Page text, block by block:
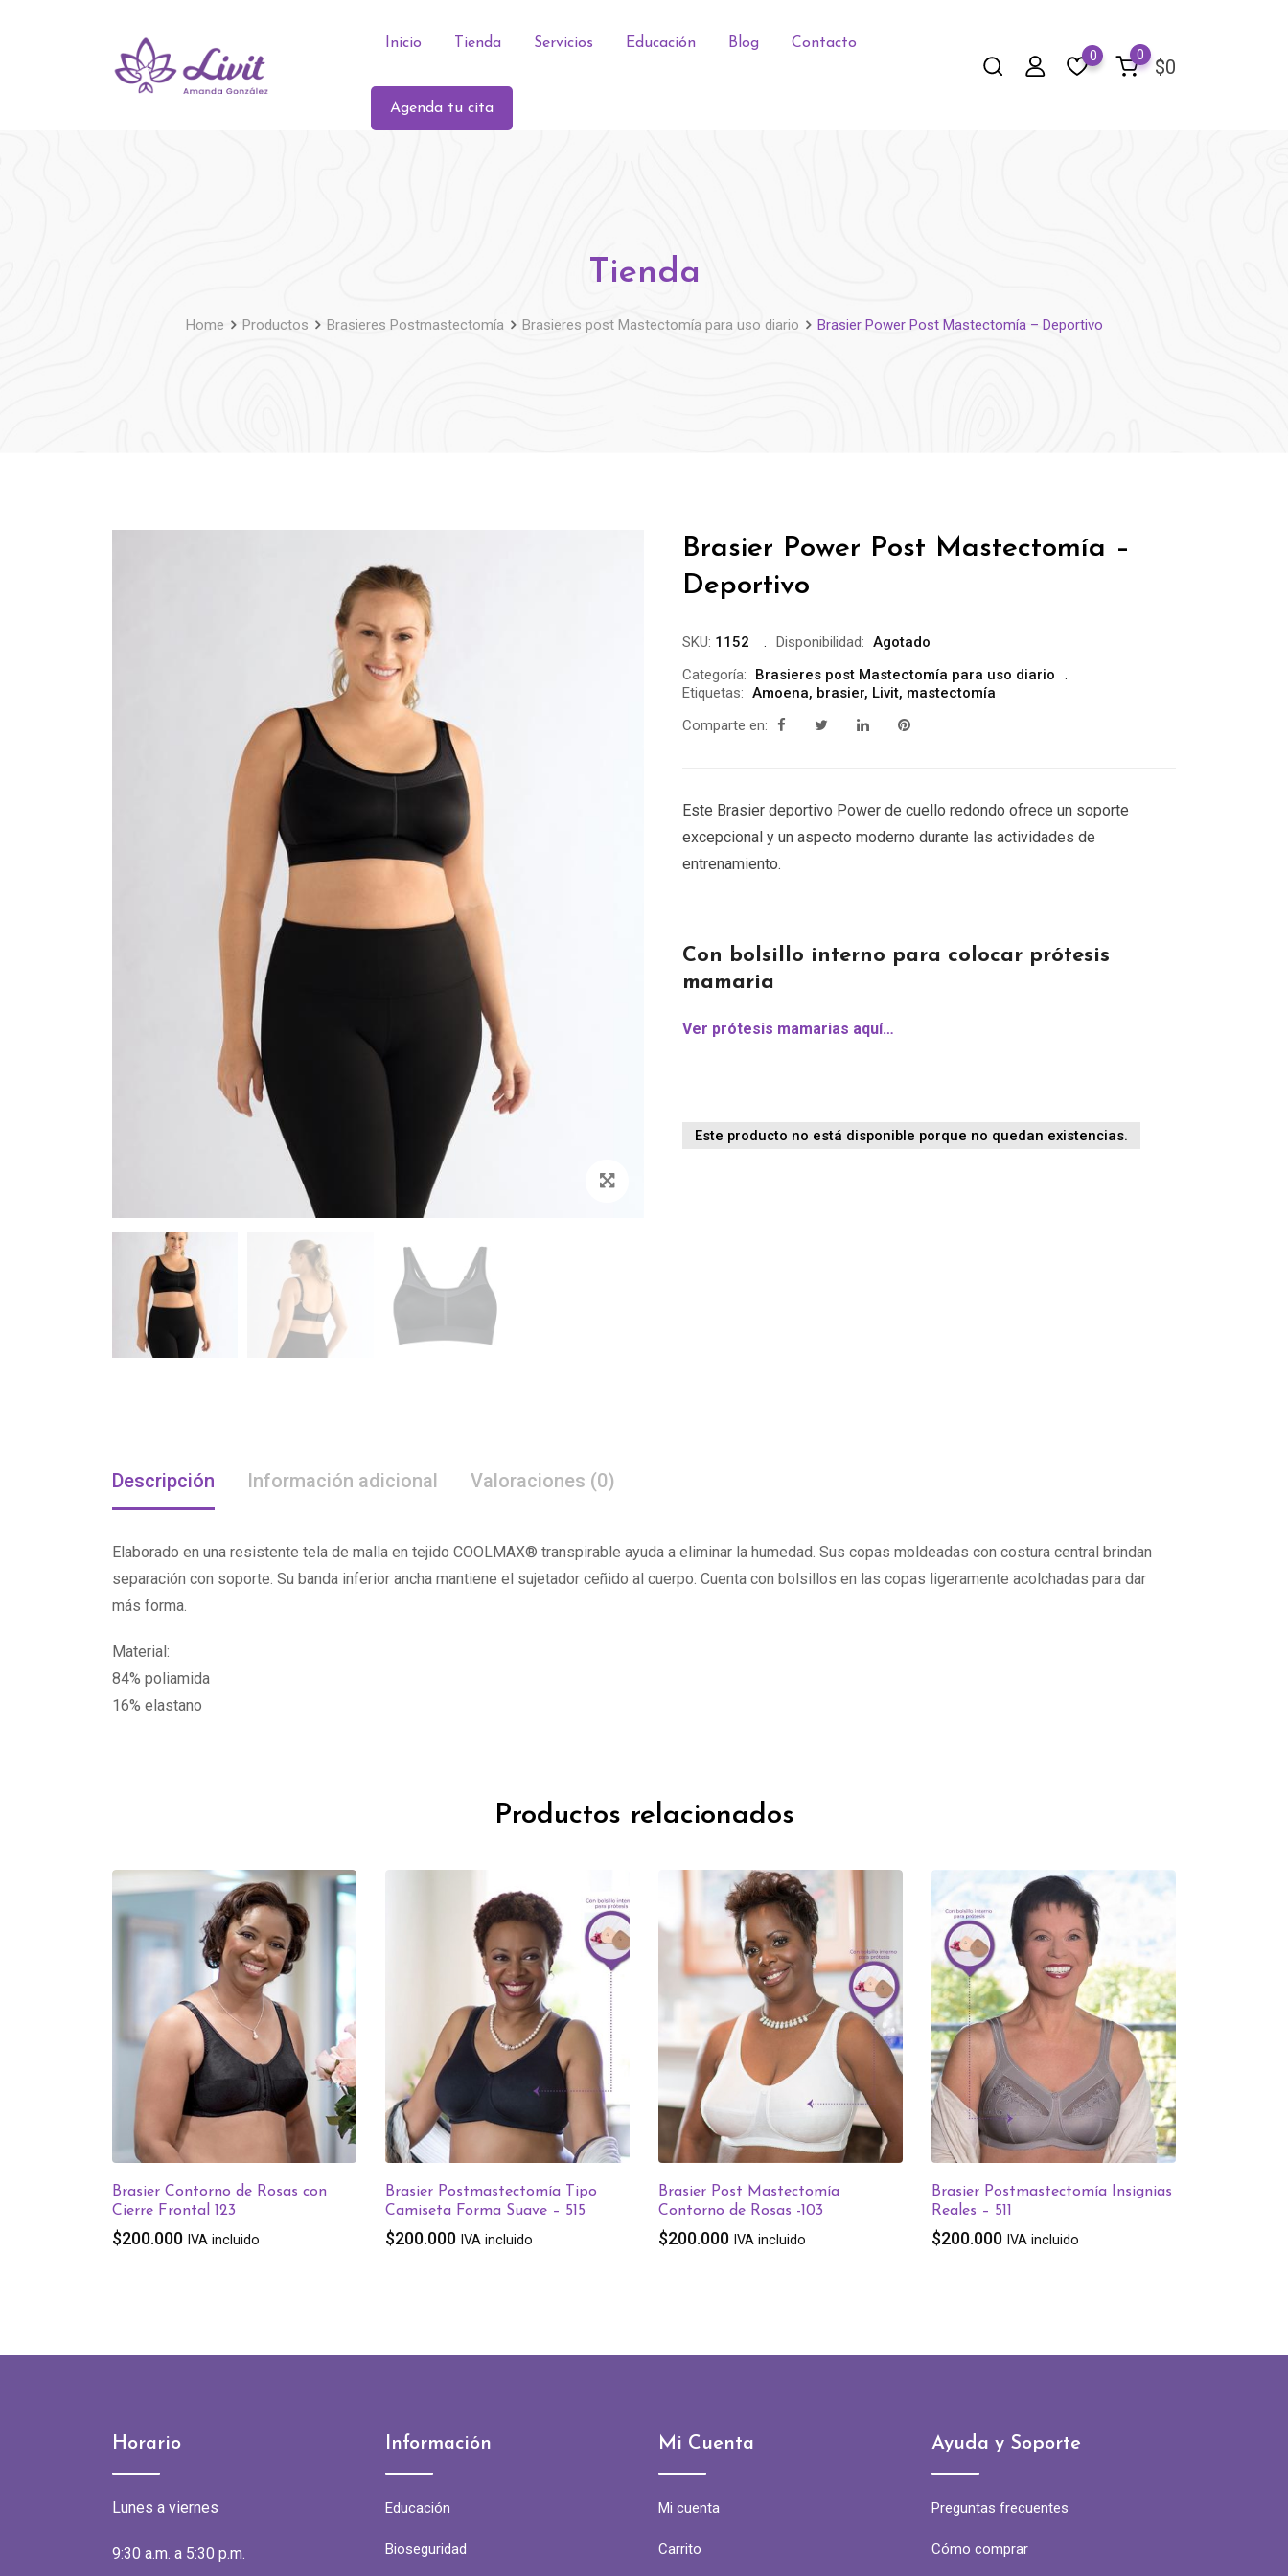
Inicio Tienda Servicios Educación Blog Contacto
Agenda tu cita
$0
0
0
Tienda
Home Productos Brasieres Postmastectomía Brasieres post Mastectomía para uso diario Brasier Power Post Mastectomía – Deportivo
Brasier Power Post Mastectomía –
Deportivo
SKU: 1152 Disponibilidad: Agotado
Categoría:
Brasieres post Mastectomía para uso diario
Etiquetas: Amoena, brasier, Livit, mastectomía
Comparte en:
Este Brasier deportivo Power de cuello redondo ofrece un soporte
excepcional y un aspecto moderno durante las actividades de
entrenamiento.
Con bolsillo interno para colocar prótesis
mamaria
Ver prótesis mamarias aquí…
Este producto no está disponible porque no quedan existencias.
Descripción Información adicional Valoraciones (0)
Elaborado en una resistente tela de malla en tejido COOLMAX® transpirable ayuda a eliminar la humedad. Sus copas moldeadas con costura central brindan
separación con soporte. Su banda inferior ancha mantiene el sujetador ceñido al cuerpo. Cuenta con bolsillos en las copas ligeramente acolchadas para dar
más forma.
Material:
84% poliamida
16% elastano
Productos relacionados
Brasier Contorno de Rosas con
Cierre Frontal 123
$200.000 IVA incluido
Brasier Postmastectomía Tipo
Camiseta Forma Suave – 515
$200.000 IVA incluido
Brasier Post Mastectomía
Contorno de Rosas -103
$200.000 IVA incluido
Brasier Postmastectomía Insignias
Reales – 511
$200.000 IVA incluido
Horario
Lunes a viernes
9:30 a.m. a 5:30 p.m.
Información
Educación
Bioseguridad
Mi Cuenta
Mi cuenta
Carrito
Ayuda y Soporte
Preguntas frecuentes
Cómo comprar